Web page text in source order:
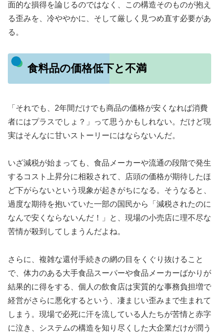
面的な損得を論じるのではなく、この構造そのものが抱え
る歪みを、冷ややかに、そして厳しく見つめ直す必要があ
る。
食料品の価格低下と不満
「それでも、2年間だけでも商品の価格が安くなれば消費
者にはプラスでしょ？」って思うかもしれない。だけど現
実はそんなに甘いストーリーにはならないんだ。
いざ減税が始まっても、食品メーカーや流通の段階で発生
するコスト上昇分に相殺されて、店頭の価格が期待したほ
ど下がらないという現象が起きがちになる。そうなると、
過度な期待を抱いていた一部の国民から「減税されたのに
なんで安くならないんだ！」と、現場の小売店に理不尽な
苦情が殺到してしまうんだよね。
さらに、複雑な還付手続きの網の目をくぐり抜けること
で、体力のある大手食品スーパーや食品メーカーばかりが
結果的に得をする、個人の飲食店は実質的な事務負担増で
経営がさらに悪化するという、凄まじい歪みまで生まれて
しまう。現場で必死に汗を流している人たちが苦情と赤字
に泣き、システムの構造を知り尽くした大企業だけが潤う